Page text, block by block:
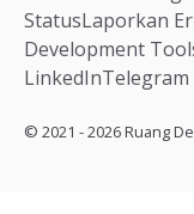
StatusLaporkan
Development
LinkedInTelegram
© 2021 - 2026 Ruang